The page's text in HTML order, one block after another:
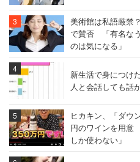
美術館は私語厳禁
で賛否 「有名な
のは気になる」
新生活で身につけ
人と会話しても話
ヒカキン、「ダウ
円のワインを用意
しか使わない」